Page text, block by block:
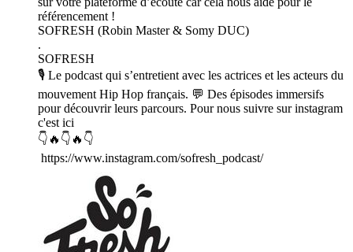
référencement !
SOFRESH (Robin Master & Somy DUC)
.
SOFRESH
🎙️ Le podcast qui s’entretient avec les actrices et les acteurs du
mouvement Hip Hop français. 💬 Des épisodes immersifs
pour découvrir leurs parcours. Pour nous suivre sur instagram
c'est ici
👇🔥👇🔥👇
https://www.instagram.com/sofresh_podcast/